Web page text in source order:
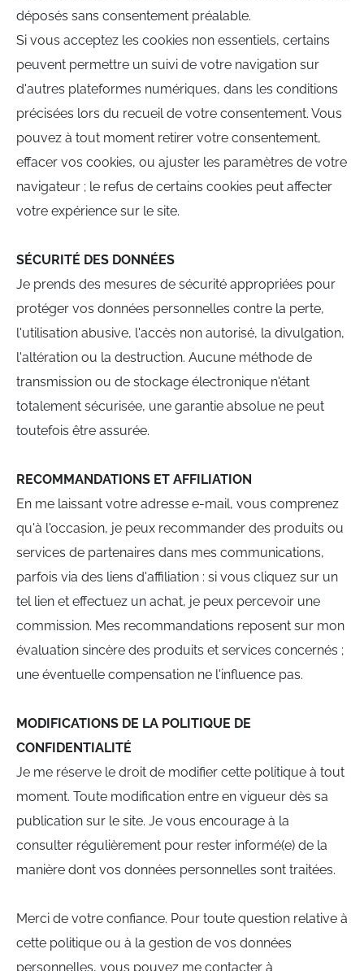
déposés sans consentement préalable.
Si vous acceptez les cookies non essentiels, certains
peuvent permettre un suivi de votre navigation sur
d'autres plateformes numériques, dans les conditions
précisées lors du recueil de votre consentement. Vous
pouvez à tout moment retirer votre consentement,
effacer vos cookies, ou ajuster les paramètres de votre
navigateur ; le refus de certains cookies peut affecter
votre expérience sur le site.
SÉCURITÉ DES DONNÉES
Je prends des mesures de sécurité appropriées pour
protéger vos données personnelles contre la perte,
l'utilisation abusive, l'accès non autorisé, la divulgation,
l'altération ou la destruction. Aucune méthode de
transmission ou de stockage électronique n'étant
totalement sécurisée, une garantie absolue ne peut
toutefois être assurée.
RECOMMANDATIONS ET AFFILIATION
En me laissant votre adresse e-mail, vous comprenez
qu'à l'occasion, je peux recommander des produits ou
services de partenaires dans mes communications,
parfois via des liens d'affiliation : si vous cliquez sur un
tel lien et effectuez un achat, je peux percevoir une
commission. Mes recommandations reposent sur mon
évaluation sincère des produits et services concernés ;
une éventuelle compensation ne l'influence pas.
MODIFICATIONS DE LA POLITIQUE DE
CONFIDENTIALITÉ
Je me réserve le droit de modifier cette politique à tout
moment. Toute modification entre en vigueur dès sa
publication sur le site. Je vous encourage à la
consulter régulièrement pour rester informé(e) de la
manière dont vos données personnelles sont traitées.
Merci de votre confiance. Pour toute question relative à
cette politique ou à la gestion de vos données
personnelles, vous pouvez me contacter à